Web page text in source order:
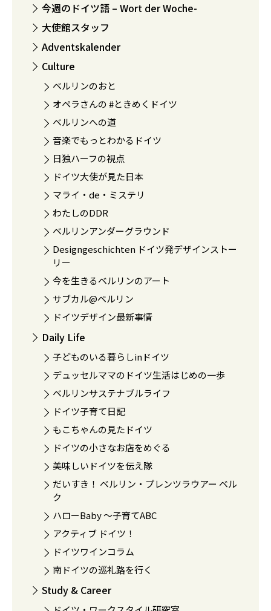
今週のドイツ語 – Wort der Woche-
大使館スタッフ
Adventskalender
Culture
ベルリンのおと
オペラさんの #ときめくドイツ
ベルリンへの道
音楽でもっとわかるドイツ
日独ハーフの視点
ドイツ大使が見た日本
マライ・de・ミステリ
わたしのDDR
ベルリンアンダーグラウンド
Designgeschichten ドイツ発デザインストー
リー
今を生きるベルリンのアート
サブカル@ベルリン
ドイツデザイン最新事情
Daily Life
子どものいる暮らしinドイツ
デュッセルママのドイツ生活はじめの一歩
ベルリンサステナブルライフ
ドイツ子育て日記
もこちゃんの見たドイツ
ドイツの小さなお店をめぐる
美味しいドイツを伝え隊
だいすき！ ベルリン・プレンツラウアー ベル
ク
ハローBaby 〜子育てABC
アクティブ ドイツ！
ドイツワインコラム
南ドイツの巡礼路を行く
Study & Career